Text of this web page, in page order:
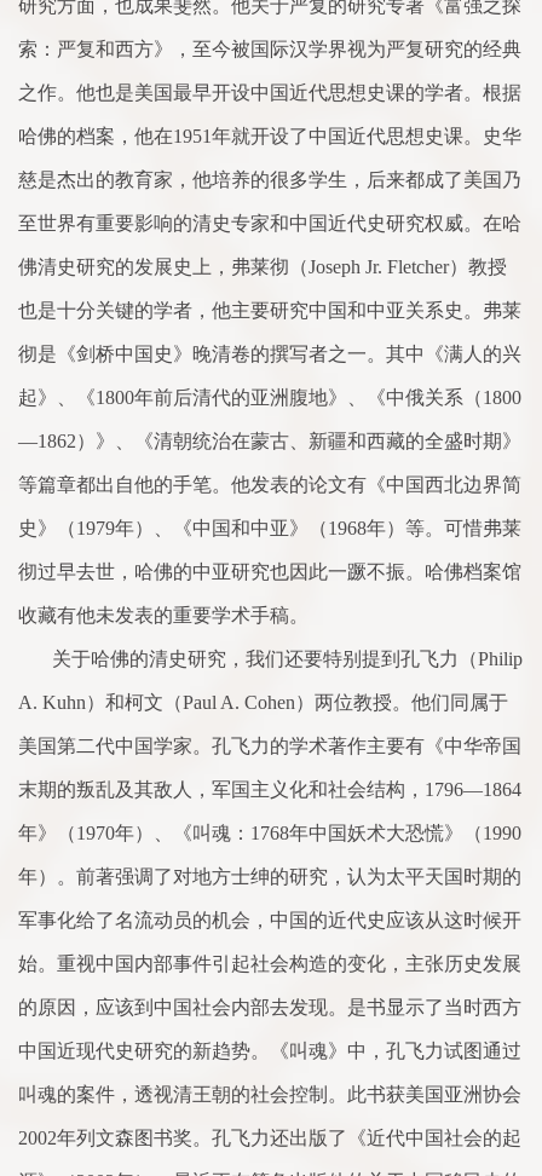
研究方面 ，也成果斐然。他关于严复的研究专著《富强之探
索：严复和西方》，至今被国际汉学界视为严复研究的经典
之作。他也是美国最早开设中国近代思想史课的学者。根据
哈佛的档案，他在1951年就开设了中国近代思想史课。史华
慈是杰出的教育家 ，他培养的很多学生，后来都成了美国乃
至世界有重要影响的清史专家和中国近代史研究权威。在哈
佛清史研究的发展史上，弗莱彻（Joseph Jr. Fletcher）教授
也是十分关键的学者，他主要研究中国和中亚关系史。弗莱
彻是《剑桥中国史》晚清卷的撰写者之一。其中《满人的兴
起》、《1800年前后清代的亚洲腹地》、《中俄关系 （1800
—1862）》、《清朝统治在蒙古、新疆和西藏的全盛时期》
等篇章都出自他的手笔。他发表的论文有《中国西北边界简
史》（1979年）、《中国和中亚》（1968年）等。可惜弗莱
彻过早去世，哈佛的中亚研究也因此一蹶不振。哈佛档案馆
收藏有他未发表的重要学术手稿。
关于哈佛的清史研究，我们还要特别提到孔飞力（Philip
A. Kuhn）和柯文（Paul A. Cohen）两位教授。他们同属于
美国第二代中国学家。孔飞力的学术著作主要有《中华帝国
末期的叛乱及其敌人，军国主义化和社会结构， 1796—1864
年》（1970年）、《叫魂： 1768年中国妖术大恐慌》（1990
年）。前著强调了对地方士绅的研究，认为太平天国时期的
军事化给了名流动员的机会，中国的近代史应该从这时候开
始。重视中国内部事件引起社会构造的变化，主张历史发展
的原因，应该到中国社会内部去发现。是书显示了当时西方
中国近现代史研究的新趋势。《叫魂》中，孔飞力试图通过
叫魂的案件，透视清王朝的社会控制 。此书获美国亚洲协会
2002年列文森图书奖。孔飞力还出版了 《近代中国社会的起